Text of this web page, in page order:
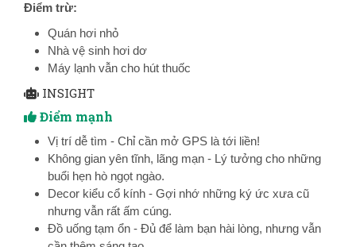
Điểm trừ:
Quán hơi nhỏ
Nhà vệ sinh hơi dơ
Máy lạnh vẫn cho hút thuốc
INSIGHT
Điểm mạnh
Vị trí dễ tìm - Chỉ cần mở GPS là tới liền!
Không gian yên tĩnh, lãng mạn - Lý tưởng cho những
buổi hẹn hò ngọt ngào.
Decor kiểu cổ kính - Gợi nhớ những ký ức xưa cũ
nhưng vẫn rất ấm cúng.
Đồ uống tạm ổn - Đủ để làm bạn hài lòng, nhưng vẫn